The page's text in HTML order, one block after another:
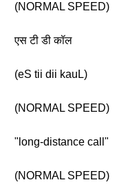
(NORMAL SPEED)
एस टी डी कॉल
(eS tii dii kauL)
(NORMAL SPEED)
"long-distance call"
(NORMAL SPEED)